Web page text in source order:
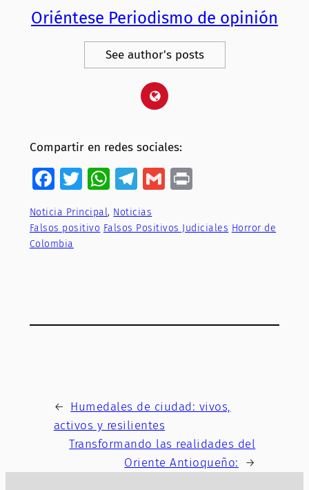
Oriéntese Periodismo de opinión
See author's posts
Compartir en redes sociales:
Facebook
Twitter
WhatsApp
Telegram
Gmail
Noticia Principal, Noticias
Falsos positivo Falsos Positivos Judiciales Horror de
Colombia
← Humedales de ciudad: vivos,
activos y resilientes
Transformando las realidades del
Oriente Antioqueño:
→